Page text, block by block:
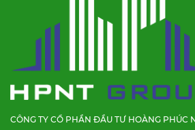
CÔNG TY CỔ PHẦN ĐẦU TƯ HOÀNG PHÚC